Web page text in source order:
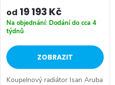
od 19 193 Kč
Na objednání: Dodání do cca 4
týdnů
ZOBRAZIT
Koupelnový radiátor Isan Aruba